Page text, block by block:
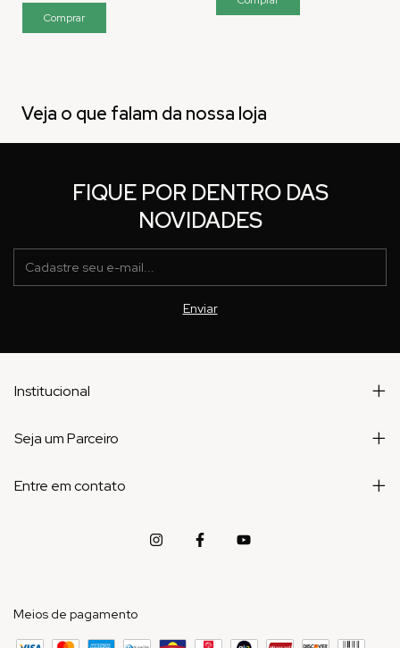
Veja o que falam da nossa loja
FIQUE POR DENTRO DAS
NOVIDADES
Institucional
Seja um Parceiro
Entre em contato
Meios de pagamento